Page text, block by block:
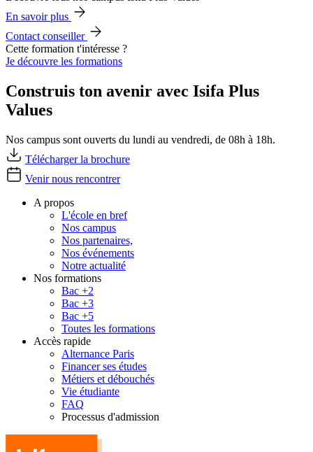
En savoir plus
Contact conseiller
Cette formation t'intéresse ?
Je découvre les formations
Construis ton avenir avec Isifa Plus
Values
Nos campus sont ouverts du lundi au vendredi, de 08h à 18h.
Télécharger la brochure
Venir nous rencontrer
A propos
L'école en bref
Nos campus
Nos partenaires,
Nos événements
Notre actualité
Nos formations
Bac +2
Bac +3
Bac +5
Toutes les formations
Accès rapide
Alternance Paris
Financer ses études
Métiers et débouchés
Vie étudiante
FAQ
Processus d'admission